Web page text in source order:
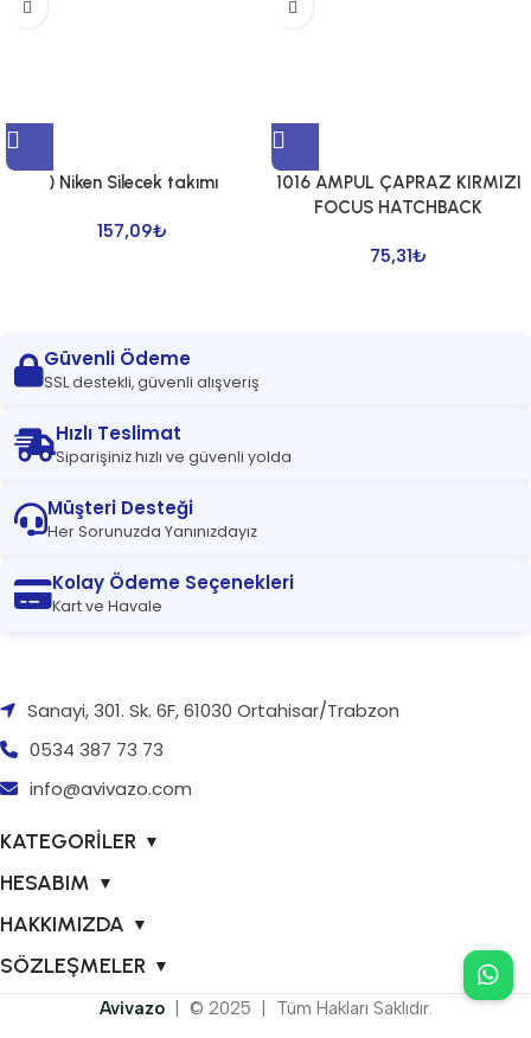
) Niken Silecek takımı
157,09₺
1016 AMPUL ÇAPRAZ KIRMIZI
FOCUS HATCHBACK
75,31₺
Güvenli Ödeme
SSL destekli, güvenli alışveriş
Hızlı Teslimat
Siparişiniz hızlı ve güvenli yolda
Müşteri Desteği
Her Sorunuzda Yanınızdayız
Kolay Ödeme Seçenekleri
Kart ve Havale
Sanayi, 301. Sk. 6F, 61030 Ortahisar/Trabzon
0534 387 73 73
info@avivazo.com
KATEGORİLER ▼
HESABIM ▼
HAKKIMIZDA ▼
SÖZLEŞMELER ▼
Avivazo | © 2025 | Tüm Hakları Saklıdır.